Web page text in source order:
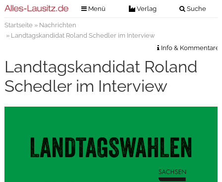
Menü Verlag Suche
Verlag
Kontakt
Impressum
Veranstaltungstickets
Anzeigenannahme
Anzeigensuche
Startseite» Nachrichten
» Landtagskandidat Roland Schedler im Interview
Info & Kommentare
Landtagskandidat Roland
Schedler im Interview